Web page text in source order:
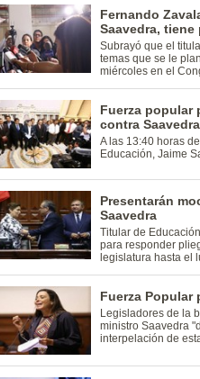
Fernando
Saavedra,
Subrayó que el
temas que se le
miércoles en el
Fuerza popular
contra Saavedra
A las 13:40 horas
Educación, Jaime
Presentarán
Saavedra
Titular de
para responder
legislatura hasta el
Fuerza Popular
Legisladores de la
ministro Saavedra
interpelación de